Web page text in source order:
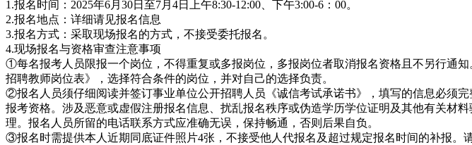
1.报名时间：2025年6月30日至7月4日上午8:30-12:00、下午3:00-6：00。
2.报名地点：详细请见报名信息
3.报名方式：采取现场报名的方式，不接受委托报名。
4.现场报名与资格审查注意事项
①每名报考人员限报一个岗位，不得重复或多报岗位，多报岗位者取消报名资格且不另行通
招聘教师岗位表》，选择符合条件的岗位，并对自己的选择负责。
②报名人员须仔细阅读并签订事业单位公开招聘人员《诚信考试承诺书》，填写的信息必须
报考资格。涉及恶意或虚假注册报名信息、扰乱报名秩序或伪造学历学位证明及其他有关材
理。报名人员所留的电话联系方式应准确无误，保持畅通，否则后果自负。
③报名时需提供本人近期同底证件照片4张，不接受他人代报名及超过规定报名时间的补报。